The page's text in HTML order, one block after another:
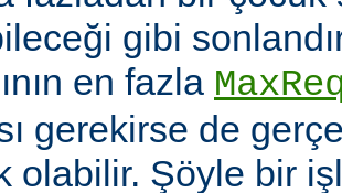
gibi
en fazla
gerekirse de
olabilir. Şöyle bir